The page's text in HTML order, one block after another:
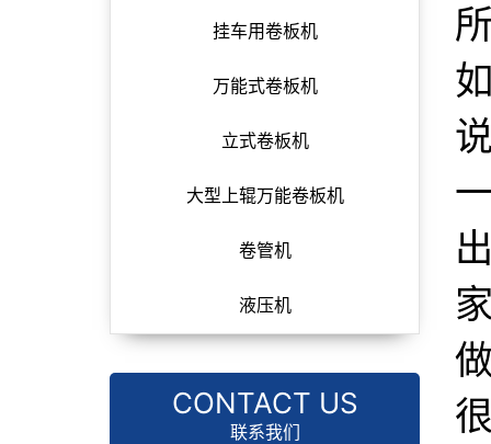
挂车用卷板机
万能式卷板机
立式卷板机
大型上辊万能卷板机
卷管机
液压机
CONTACT US
联系我们